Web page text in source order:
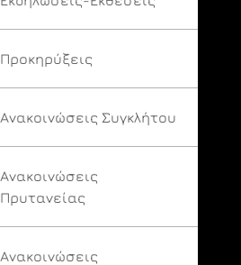
Προκηρύξεις
Ανακοινώσεις Συγκλήτου
Ανακοινώσεις
Πρυτανείας
Ανακοινώσεις